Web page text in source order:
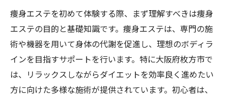
痩身エステを初めて体験する際、まず理解すべきは痩身
エステの目的と基礎知識です。痩身エステは、専門の施
術や機器を用いて身体の代謝を促進し、理想のボディラ
インを目指すサポートを行います。特に大阪府枚方市で
は、リラックスしながらダイエットを効率良く進めたい
方に向けた多様な施術が提供されています。初心者は、